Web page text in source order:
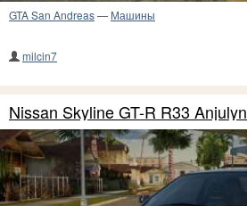
GTA San Andreas— Машины
milcin7
Nissan Skyline GT-R R33 Anjulyn